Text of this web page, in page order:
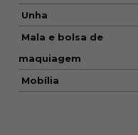
Unha
Mala e bolsa de
maquiagem
Mobília